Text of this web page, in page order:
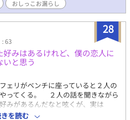
。 ある日の放課後、与田と先生の補
まう。自分も与田のようにバカにな
くれるだろうか。そんな考えのも
た際、分からないと連呼したが…？
おしっこお漏らし
28
: 63
みはあるけれど、僕の恋人に
と思う
ェリがベンチに座っていると２人の
ってくる。 ２人の話を聞きながら
みがあるんだなと呟くが、実は
染の悩み相談を受ける主人公の、
を読む